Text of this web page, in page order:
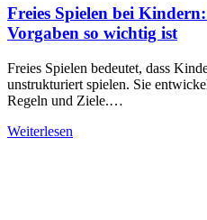
Freies Spielen bei
Vorgaben so wichtig ist
Freies Spielen bedeutet, dass
unstrukturiert spielen. Sie
Regeln und Ziele.…
Weiterlesen